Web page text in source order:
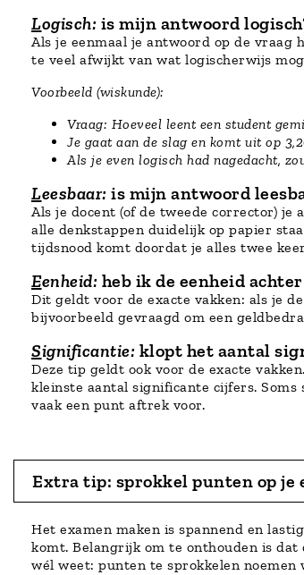
Logisch: is mijn antwoord
Als je eenmaal je antwoord op de vraag
te veel afwijkt van wat logischerwijs
Voorbeeld (wiskunde):
Vraag: Hoeveel leent een student
Je gaat aan de slag en komt uit op
Als je even logisch had nagedacht,
Leesbaar: is mijn antwoord
Als je docent (of de tweede corrector)
alle denkstappen duidelijk op papier
tijdsnood komt doordat je alles twee
Eenheid: heb ik de eenheid
Dit geldt voor de exacte vakken: als je
bijvoorbeeld gevraagd om een
Significantie: klopt het aantal
Deze tip geldt ook voor de exacte
kleinste aantal significante cijfers.
vaak een punt aftrek voor.
Extra tip: sprokkel punten op je
Het examen maken is spannend en
komt. Belangrijk om te onthouden is
wél weet: punten te sprokkelen noemen